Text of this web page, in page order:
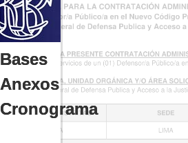
Bases
Anexos
Cronograma